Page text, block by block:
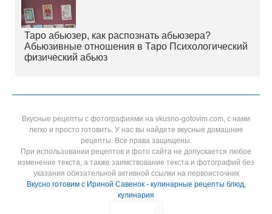
Таро абьюзер, как распознать абьюзера?
Абьюзивные отношения в Таро Психологический
физический абьюз
Вкусные рецепты с фотографиями на vkusno-gotovim.com, с нами
легко и просто готовить. У нас вы найдете вкусные домашние
рецепты. Все права защищены.
При использовании рецептов и фото сайта не допускается любое
изменение текста, а также заимствование текста и фотографий без
указания обязательной активной ссылки на первоисточник
Вкусно готовим с Ириной Савенок - кулинарные рецепты блюд,
кулинария